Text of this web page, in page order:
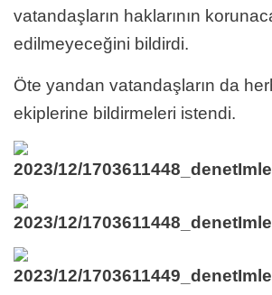
vatandaşların haklarının
edilmeyeceğini bildirdi.
Öte yandan vatandaşların da
ekiplerine bildirmeleri istendi.